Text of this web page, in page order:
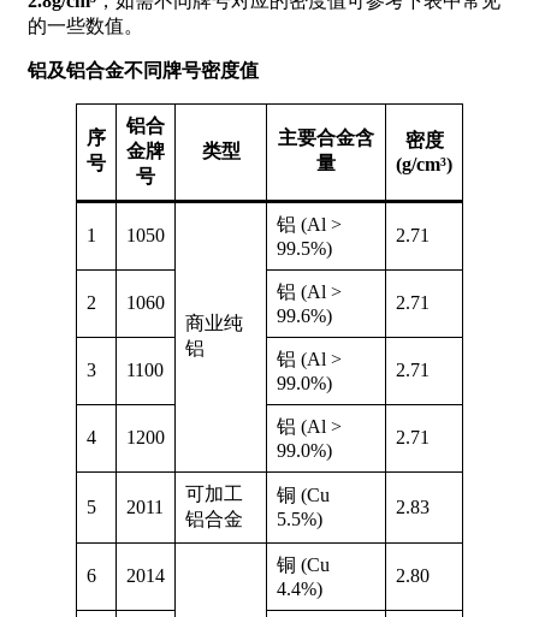
的一些数值。
铝及铝合金不同牌号密度值
序
号
铝合
金牌
号
类型
主要合金含
量
密度
(g/cm³)
1 1050
商业纯
铝
铝 (Al >
99.5%)
2.71
2 1060
铝 (Al >
99.6%)
2.71
3 1100
铝 (Al >
99.0%)
2.71
4 1200
铝 (Al >
99.0%)
2.71
5 2011
可加工
铝合金
铜 (Cu
5.5%)
2.83
6 2014
铜 (Cu
4.4%)
2.80